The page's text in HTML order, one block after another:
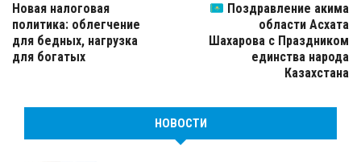
Новая налоговая
политика: облегчение
для бедных, нагрузка
для богатых
Поздравление акима
области Асхата
Шахарова с Праздником
единства народа
Казахстана
НОВОСТИ